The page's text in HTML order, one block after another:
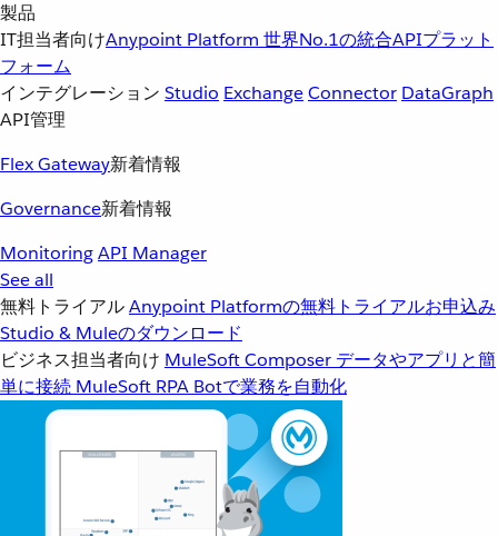
製品
IT担当者向けAnypoint Platform 世界No.1の統合APIプラット
フォーム
インテグレーション Studio ExchangeConnector DataGraph
API管理
Flex Gateway新着情報
Governance新着情報
MonitoringAPI Manager
See all
無料トライアルAnypoint Platformの無料トライアルお申込み
Studio & Muleのダウンロード
ビジネス担当者向け MuleSoft Composer データやアプリと簡
単に接続 MuleSoft RPA Botで業務を自動化